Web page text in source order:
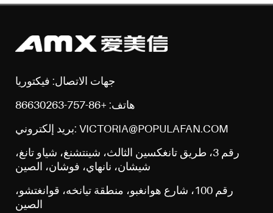
جهات الاتصال: فيكتوريا
هاتف: +86-757-86630263
بريد إلكتروني: VICTORIA@POPULAFAN.COM
رقم 3، طريق تانغكسين الثالث، شينتشنغ، شياو تانغ،
شيشان، نانهاي، فوشان، الصين
رقم 100، شارع هوانغبو، منطقة تيانخه، قوانغتشو،
الصين